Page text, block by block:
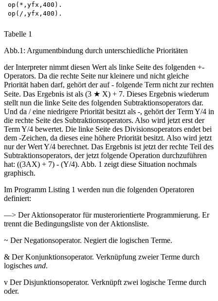
op(*,yfx,400).
Tabelle 1
Abb.1: Argumentbindung durch unterschiedliche Prioritäten
der Interpreter nimmt diesen Wert als linke Seite des folgenden +-
Operators. Da die rechte Seite nur kleinere und nicht gleiche
Priorität haben darf, gehört der auf - folgende Term nicht zur rechten
Seite. Das Ergebnis ist als (3 ★ X) + 7. Dieses Ergebnis wiederum
stellt nun die linke Seite des folgenden Subtraktionsoperators dar.
Und da / eine niedrigere Priorität besitzt als -, gehört der Term Y/4 in
die rechte Seite des Subtraktionsoperators. Also wird jetzt erst der
Term Y/4 bewertet. Die linke Seite des Divisionsoperators endet bei
dem -Zeichen, da dieses eine höhere Priorität besitzt. Also wird jetzt
nur der Wert Y/4 berechnet. Das Ergebnis ist jetzt der rechte Teil des
Subtraktionsoperators, der jetzt folgende Operation durchzuführen
hat: ((3AX) + 7) - (Y/4). Abb. 1 zeigt diese Situation nochmals
graphisch.
Im Programm Listing 1 werden nun die folgenden Operatoren
definiert:
—> Der Aktionsoperator für musterorientierte Programmierung. Er
trennt die Bedingungsliste von der Aktionsliste.
~ Der Negationsoperator. Negiert die logischen Terme.
& Der Konjunktionsoperator. Verknüpfung zweier Terme durch
logisches und.
v Der Disjunktionsoperator. Verknüpft zwei logische Terme durch
oder.